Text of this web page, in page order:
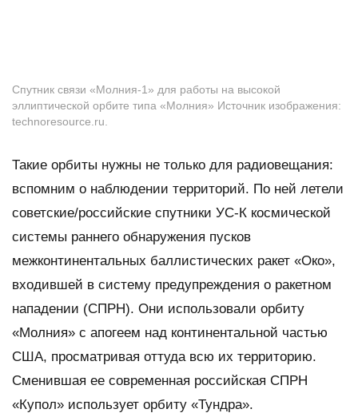
Спутник связи «Молния-1» для работы на высокой
эллиптической орбите типа «Молния» Источник изображения:
technoresource.ru.
Такие орбиты нужны не только для радиовещания:
вспомним о наблюдении территорий. По ней летели
советские/российские спутники УС-К космической
системы раннего обнаружения пусков
межконтинентальных баллистических ракет «Око»,
входившей в систему предупреждения о ракетном
нападении (СПРН). Они использовали орбиту
«Молния» с апогеем над континентальной частью
США, просматривая оттуда всю их территорию.
Сменившая ее современная российская СПРН
«Купол» использует орбиту «Тундра».